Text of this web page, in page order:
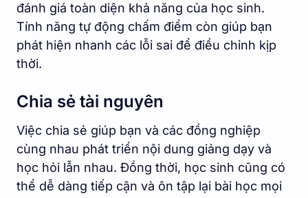
đánh giá toàn diện khả năng của học sinh.
Tính năng tự động chấm điểm còn giúp bạn
phát hiện nhanh các lỗi sai để điều chỉnh kịp
thời.
Chia sẻ tài nguyên
Việc chia sẻ giúp bạn và các đồng nghiệp
cùng nhau phát triển nội dung giảng dạy và
học hỏi lẫn nhau. Đồng thời, học sinh cũng có
thể dễ dàng tiếp cận và ôn tập lại bài học mọi